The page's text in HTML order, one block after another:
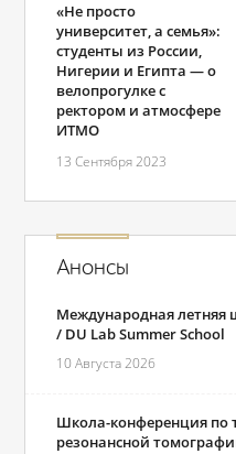
«Не просто
университет, а семья»:
студенты из России,
Нигерии и Египта ― о
велопрогулке с
ректором и атмосфере
ИТМО
13 Сентября 2023
Анонсы
Международная летняя
/ DU Lab Summer School
10 Августа 2026
Школа-конференция по
резонансной